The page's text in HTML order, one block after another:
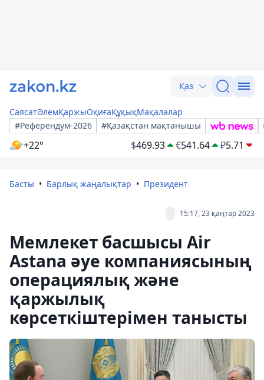
Қаз
СаясатӘлемҚаржыОқиғаҚұқықМақалалар
#Референдум-2026
#Қазақстан мақтанышы
+22° $469.93 €541.64 ₽5.71
Басты Барлық жаңалықтар Президент
15:17, 23 қаңтар 2023
Мемлекет басшысы Air
Astana әуе компаниясының
операциялық және
қаржылық
көрсеткіштерімен танысты